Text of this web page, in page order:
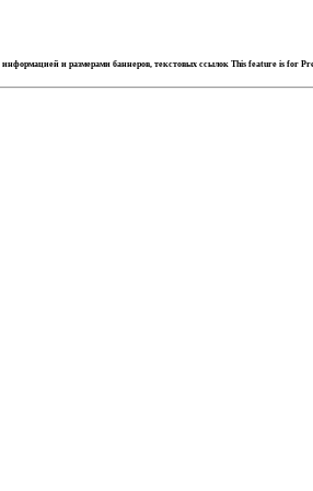
информацией и размерами баннеров, текстовых ссылок This feature is for